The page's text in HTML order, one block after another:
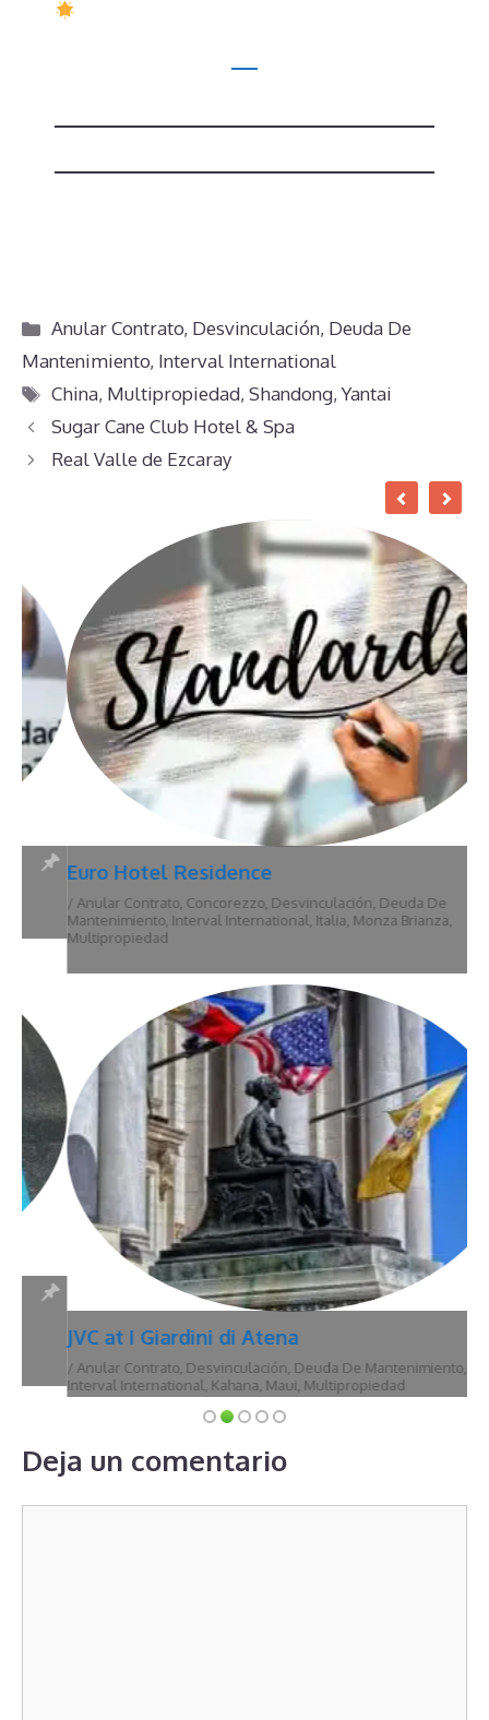
Categorías
Anular Contrato, Desvinculación, Deuda De
Mantenimiento, Interval International
Etiquetas
China, Multipropiedad,Shandong,Yantai
Sugar Cane Club Hotel & Spa
Real Valle de Ezcaray
Euro Hotel Residence
Anular Contrato,Concorezzo,Desvinculación,Deuda De
Mantenimiento,Interval International,Italia,Monza Brianza,
Multipropiedad
JVC at I Giardini di Atena
Anular Contrato,Desvinculación,Deuda De Mantenimiento,Hawái,
Interval International,Kahana,Maui,Multipropiedad